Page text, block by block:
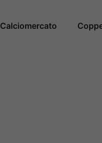
Calciomercato